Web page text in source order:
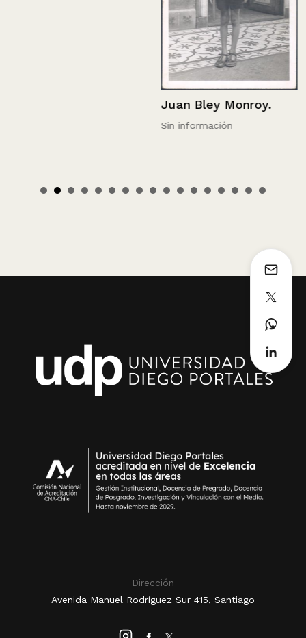
Juan Bley Monroy.
Sin información
Dirección
Avenida Manuel Rodríguez Sur 415, Santiago